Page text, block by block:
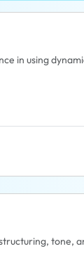
in using
tone,